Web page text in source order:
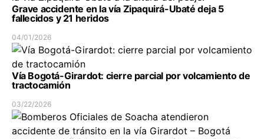
Grave accidente en la vía Zipaquirá-Ubaté deja 5
fallecidos y 21 heridos
04/01/2026
Vía Bogotá-Girardot: cierre parcial por volcamiento de
tractocamión
03/22/2026